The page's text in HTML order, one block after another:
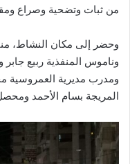
من ثبات وتضحية وصراع
وحضر إلى مكان النشاط،
وناموس المنفذية ربيع
ومدرب مديرية
المريجة بسام الأحمد